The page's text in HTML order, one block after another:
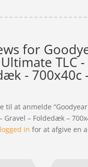
for
TLC
- 700x40c
til at anmelde
Gravel – Foldedæk –
logged in for at afgive en